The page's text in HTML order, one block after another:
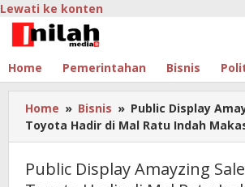
Lewati ke konten
Home Pemerintahan Bisnis
Home » Bisnis » Public Display
Toyota Hadir di Mal Ratu Indah
Public Display Amayzing